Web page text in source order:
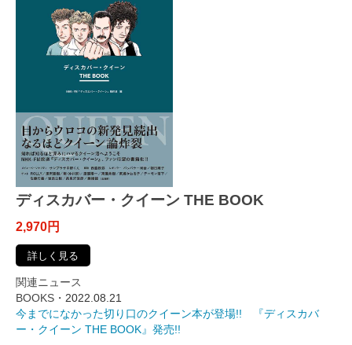
ディスカバー・クイーン THE BOOK
2,970円
詳しく見る
関連ニュース
BOOKS・ 2022.08.21
今までになかった切り口のクイーン本が登場!! 『ディスカバ
ー・クイーン THE BOOK』発売!!